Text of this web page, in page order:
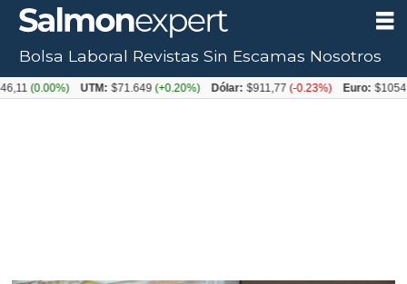
Bolsa Laboral Revistas Sin Escamas Nosotros
UTM: $71.649(+0.20%) Dólar: $911,77(-0.23%) Euro: $1054,31